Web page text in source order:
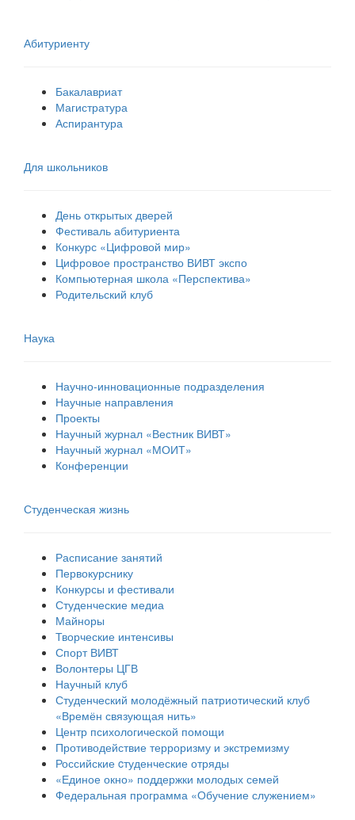
Абитуриенту
Бакалавриат
Магистратура
Аспирантура
Для школьников
День открытых дверей
Фестиваль абитуриента
Конкурс «Цифровой мир»
Цифровое пространство ВИВТ экспо
Компьютерная школа «Перспектива»
Родительский клуб
Наука
Научно-инновационные подразделения
Научные направления
Проекты
Научный журнал «Вестник ВИВТ»
Научный журнал «МОИТ»
Конференции
Студенческая жизнь
Расписание занятий
Первокурснику
Конкурсы и фестивали
Студенческие медиа
Майноры
Творческие интенсивы
Спорт ВИВТ
Волонтеры ЦГВ
Научный клуб
Студенческий молодёжный патриотический клуб
«Времён связующая нить»
Центр психологической помощи
Противодействие терроризму и экстремизму
Российские cтуденческие отряды
«Единое окно» поддержки молодых семей
Федеральная программа «Обучение служением»